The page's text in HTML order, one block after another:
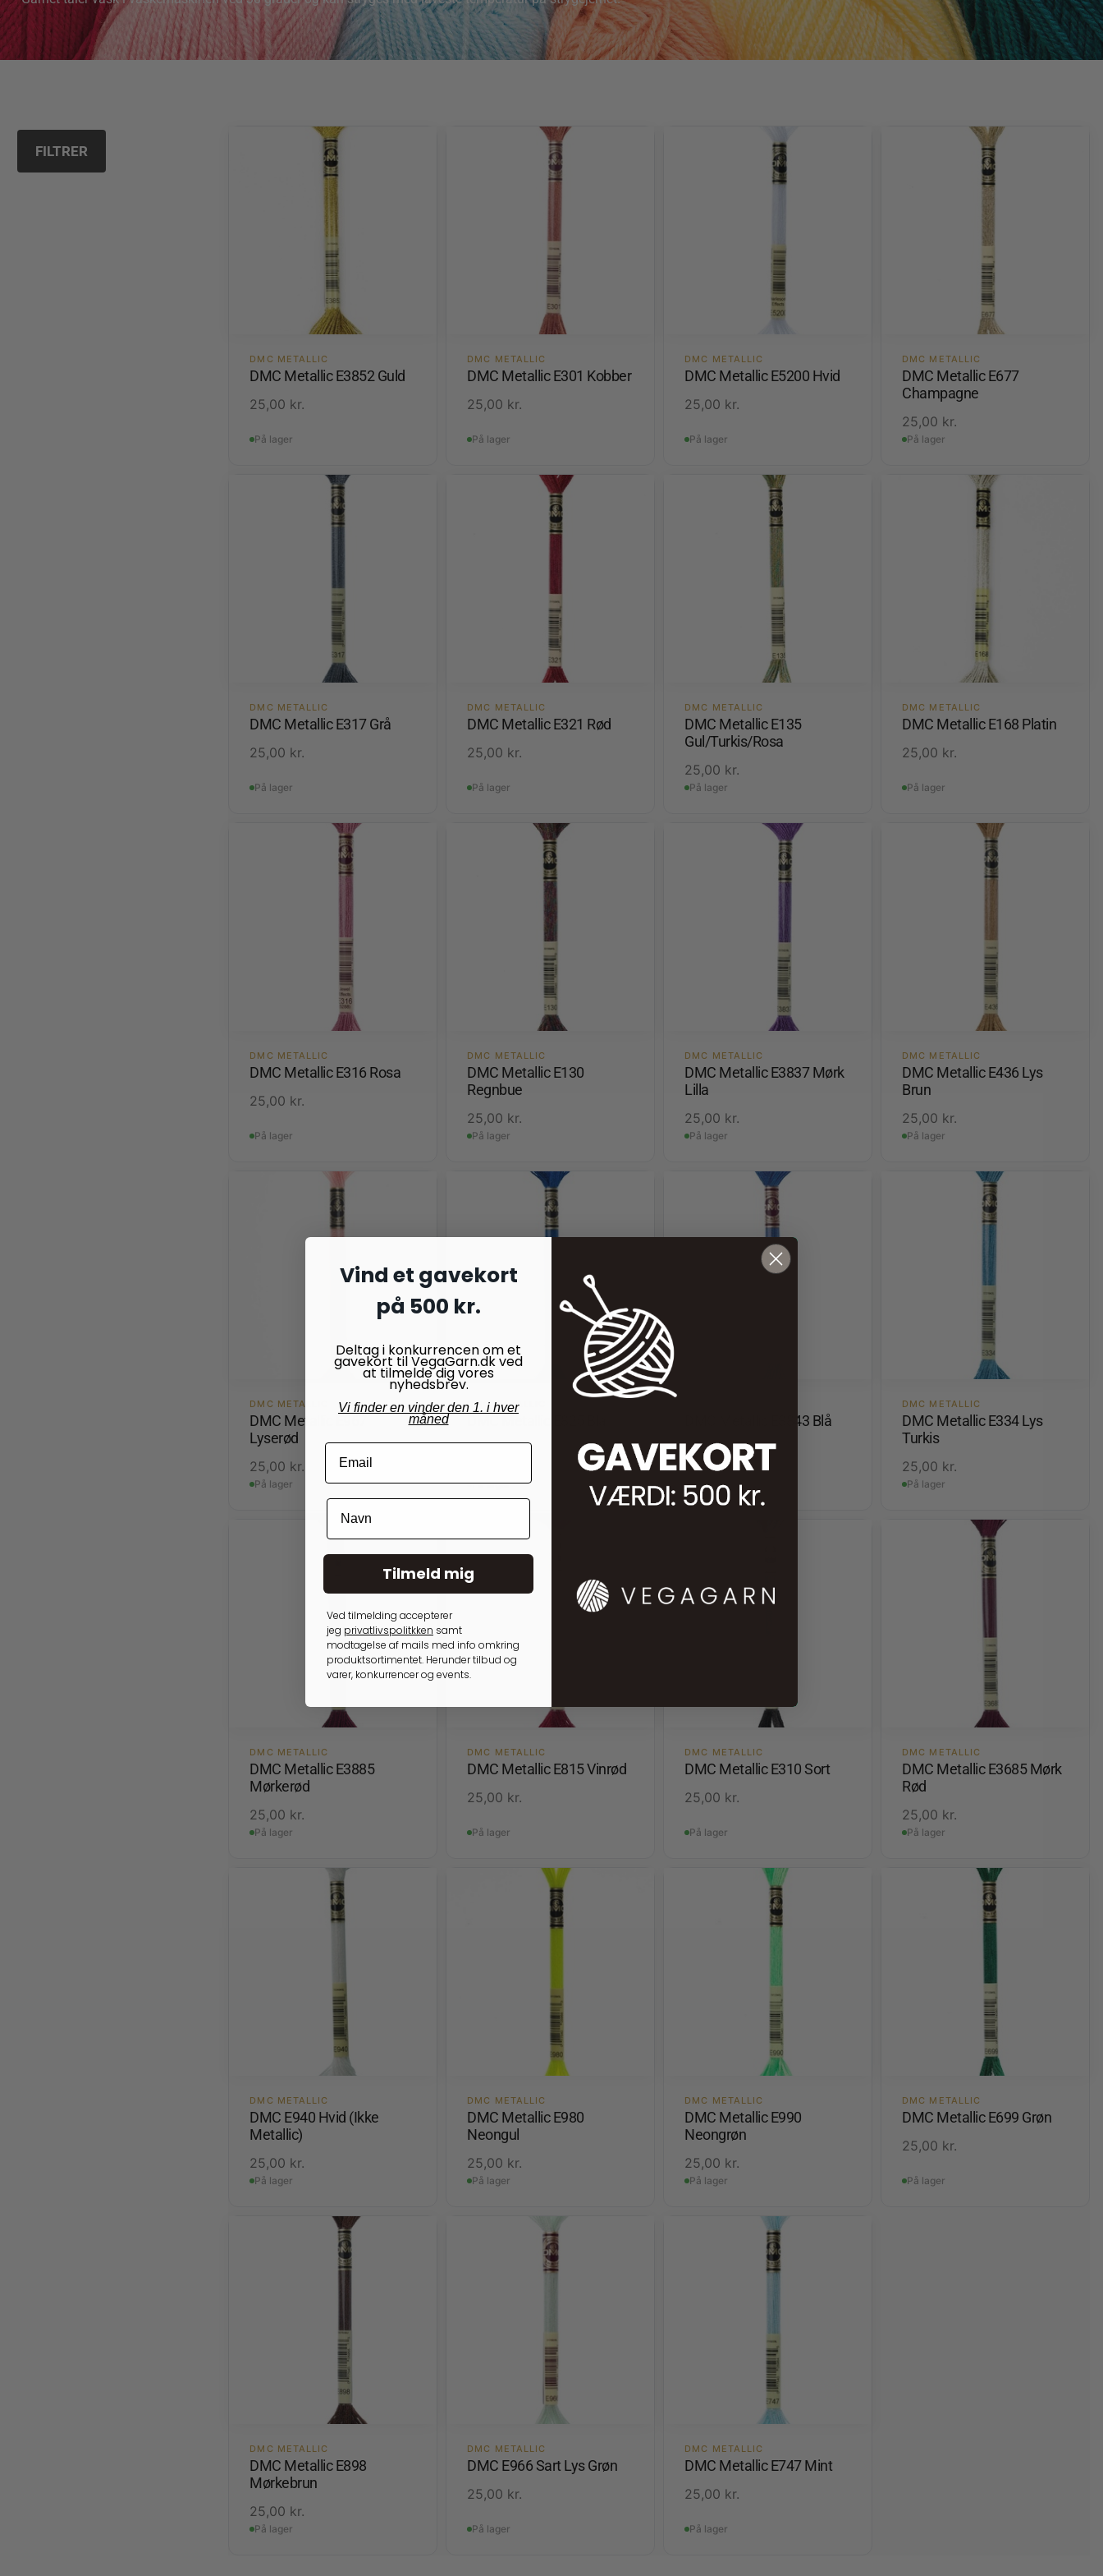
FILTRER
DMC METALLIC
DMC Metallic E3852 Guld
25,00 kr.
På lager
DMC METALLIC
DMC Metallic E301 Kobber
25,00 kr.
På lager
DMC METALLIC
DMC Metallic E5200 Hvid
25,00 kr.
På lager
DMC METALLIC
DMC Metallic E677
Champagne
25,00 kr.
På lager
DMC METALLIC
DMC Metallic E317 Grå
25,00 kr.
På lager
DMC METALLIC
DMC Metallic E321 Rød
25,00 kr.
På lager
DMC METALLIC
DMC Metallic E135
Gul/Turkis/Rosa
25,00 kr.
På lager
DMC METALLIC
DMC Metallic E168 Platin
25,00 kr.
På lager
DMC METALLIC
DMC Metallic E316 Rosa
25,00 kr.
På lager
DMC METALLIC
DMC Metallic E130
Regnbue
25,00 kr.
På lager
DMC METALLIC
DMC Metallic E3837 Mørk
Lilla
25,00 kr.
På lager
DMC METALLIC
DMC Metallic E436 Lys
Brun
25,00 kr.
På lager
DMC METALLIC
DMC Metallic E967
Lyserød
25,00 kr.
På lager
DMC METALLIC
25,00kr.
På lager
DMC Metallic E3843 Blå
25,00kr.
På lager
DMC METALLIC
DMC Metallic E334 Lys
Turkis
25,00 kr.
På lager
DMC METALLIC
DMC Metallic E3885
Mørkerød
25,00 kr.
På lager
DMC METALLIC
DMC Metallic E815 Vinrød
25,00 kr.
På lager
DMC METALLIC
DMC Metallic E310 Sort
25,00 kr.
På lager
DMC METALLIC
DMC Metallic E3685 Mørk
Rød
25,00 kr.
På lager
DMC METALLIC
DMC E940 Hvid (Ikke
Metallic)
25,00 kr.
På lager
DMC METALLIC
DMC Metallic E980
Neongul
25,00 kr.
På lager
DMC METALLIC
DMC Metallic E990
Neongrøn
25,00 kr.
På lager
DMC METALLIC
DMC Metallic E699 Grøn
25,00 kr.
På lager
DMC METALLIC
DMC Metallic E898
Mørkebrun
25,00 kr.
På lager
DMC METALLIC
DMC E966 Sart Lys Grøn
25,00 kr.
På lager
DMC METALLIC
DMC Metallic E747 Mint
25,00 kr.
På lager
Vind et gavekort
på 500 kr.
Deltag i konkurrencen om et
gavekort til VegaGarn.dk ved
at tilmelde dig vores
nyhedsbrev.
Vi finder en vinder den 1. i hver
måned
Tilmeld mig
Ved tilmelding accepterer
jeg privatlivspolitkken samt
modtagelse af mails med info omkring
produktsortimentet. Herunder tilbud og
varer, konkurrencer og events.